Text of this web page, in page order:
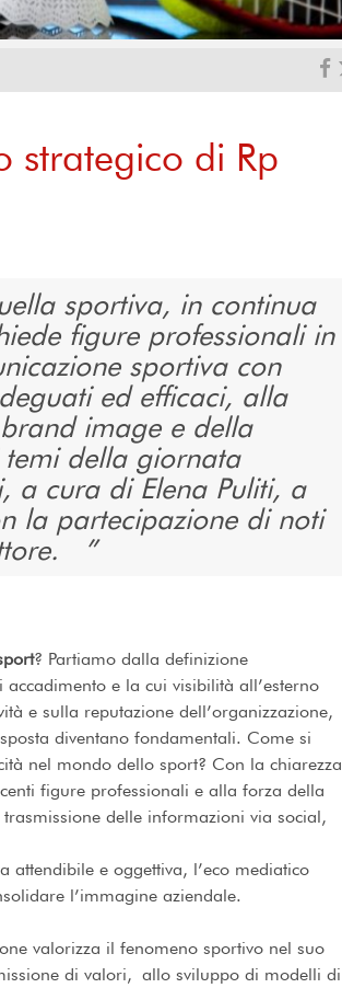
strategico di Rp
sportiva, in continua
figure professionali in
sportiva con
ed efficaci, alla
image e della
della giornata
a cura di Elena Puliti, a
la partecipazione di noti
? Partiamo dalla definizione
e la cui visibilità all’esterno
e sulla reputazione dell’organizzazione,
diventano fondamentali. Come si
nel mondo dello sport? Con la chiarezza
figure professionali e alla forza della
delle informazioni via social,
attendibile e oggettiva, l’eco mediatico
l’immagine aziendale.
valorizza il fenomeno sportivo nel suo
di valori, allo sviluppo di modelli di